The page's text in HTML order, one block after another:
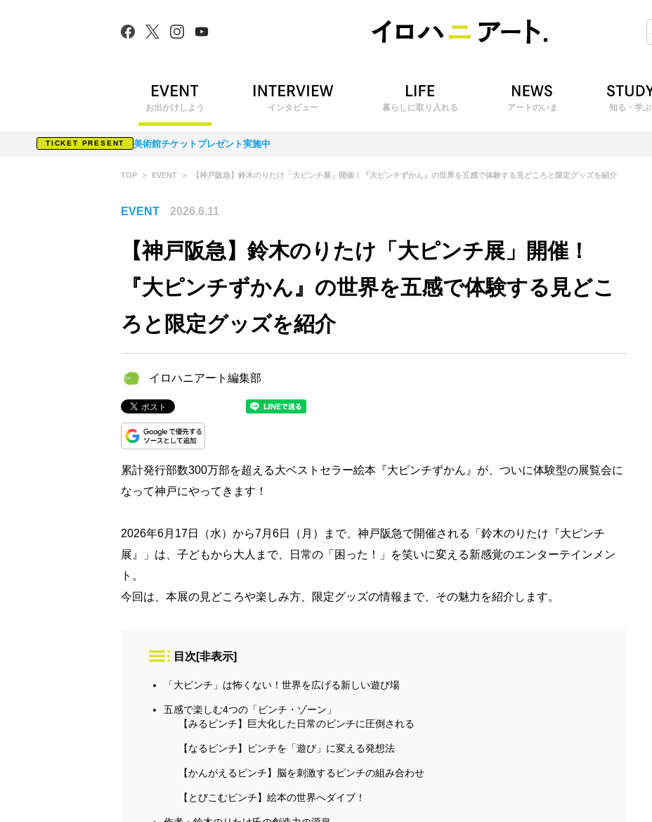
お出かけしよう インタビュー 暮らしに取り入れる アートのいま 知る・学ぶ
TICKET PRESENT 美術館チケットプレゼント実施中
TOP EVENT 【神戸阪急】鈴木のりたけ「大ピンチ展」開催！『大ピンチずかん』の世界を五感で体験する見どころと限定グッズを紹介
EVENT 2026.6.11
【神戸阪急】鈴木のりたけ「大ピンチ展」開催！
『大ピンチずかん』の世界を五感で体験する見どこ
ろと限定グッズを紹介
イロハニアート編集部
累計発行部数300万部を超える大ベストセラー絵本『大ピンチずかん』が、ついに体験型の展覧会に
なって神戸にやってきます！
2026年6月17日（水）から7月6日（月）まで、神戸阪急で開催される「鈴木のりたけ『大ピンチ
展』」は、子どもから大人まで、日常の「困った！」を笑いに変える新感覚のエンターテインメン
ト。
今回は、本展の見どころや楽しみ方、限定グッズの情報まで、その魅力を紹介します。
目次 [非表示]
「大ピンチ」は怖くない！世界を広げる新しい遊び場
五感で楽しむ4つの「ピンチ・ゾーン」
【みるピンチ】巨大化した日常のピンチに圧倒される
【なるピンチ】ピンチを「遊び」に変える発想法
【かんがえるピンチ】脳を刺激するピンチの組み合わせ
【とびこむピンチ】絵本の世界へダイブ！